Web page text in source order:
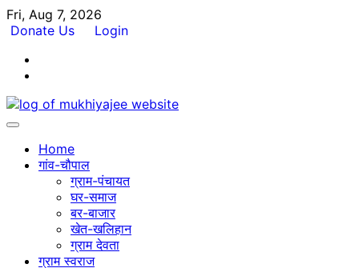
Skip
to
Fri, Aug 7, 2026
Donate Us
Login
Home
गांव-चौपाल
ग्राम-पंचायत
घर-समाज
बर-बाजार
खेत-खलिहान
ग्राम देवता
ग्राम स्वराज